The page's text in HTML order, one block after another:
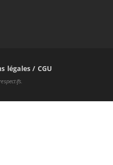
légales / CGU